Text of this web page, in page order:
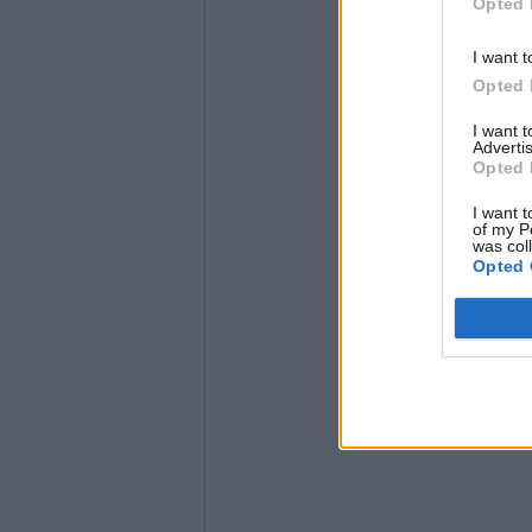
I want
Opted
I want
Opted
I want
of my
was
Opted